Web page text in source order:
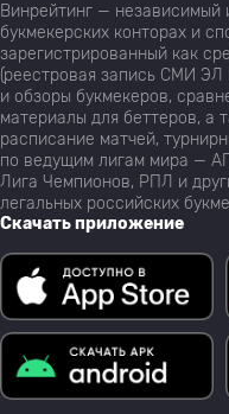
Винрейтинг —
букмекерских конторах и
зарегистрированный как
(реестровая запись СМИ
и обзоры букмекеров,
материалы для беттеров, а
расписание матчей,
по ведущим лигам мира —
Лига Чемпионов, РПЛ и
легальных российских
Скачать приложение